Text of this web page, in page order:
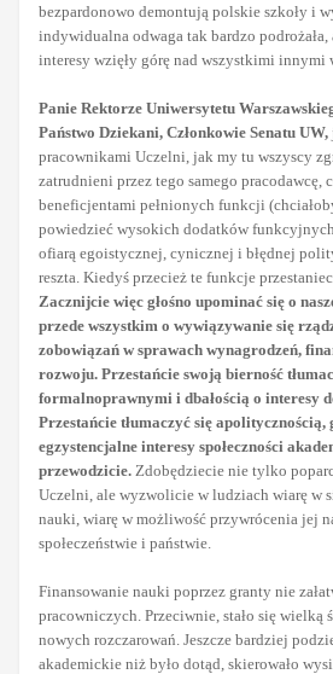
bezpardonowo demontują polskie szkoły i
indywidualna odwaga tak bardzo
interesy wzięły górę nad wszystkimi innymi
Panie Rektorze Uniwersytetu
Państwo Dziekani, Członkowie Senatu UW,
pracownikami Uczelni, jak my tu wszyscy
zatrudnieni przez tego samego pracodawcę,
beneficjentami pełnionych funkcji
powiedzieć wysokich dodatków
ofiarą egoistycznej, cynicznej i błędnej
reszta. Kiedyś przecież te funkcje
Zacznijcie więc głośno upominać się o
przede wszystkim o wywiązywanie się
zobowiązań w sprawach wynagrodzeń,
rozwoju. Przestańcie swoją bierność
formalnoprawnymi i dbałością o interesy
Przestańcie tłumaczyć się apolitycznością,
egzystencjalne interesy społeczności
przewodzicie. Zdobędziecie nie tylko
Uczelni, ale wyzwolicie w ludziach wiarę w
nauki, wiarę w możliwość przywrócenia jej
społeczeństwie i państwie.
Finansowanie nauki poprzez granty nie
pracowniczych. Przeciwnie, stało się wielką
nowych rozczarowań. Jeszcze bardziej
akademickie niż było dotąd, skierowało